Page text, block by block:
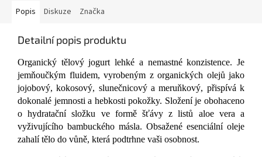
Popis Diskuze Značka
Detailní popis produktu
Organický tělový jogurt lehké a nemastné konzistence. Je
jemňoučkým fluidem, vyrobeným z organických olejů jako
jojobový, kokosový, slunečnicový a meruňkový, přispívá k
dokonalé jemnosti a hebkosti pokožky. Složení je obohaceno
o hydratační složku ve formě šťávy z listů aloe vera a
vyživujícího bambuckého másla. Obsažené esenciální oleje
zahalí tělo do vůně, která podtrhne vaši osobnost.